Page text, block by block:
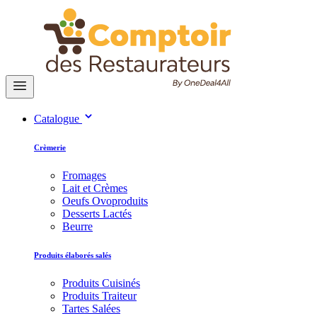
Catalogue
Crèmerie
Fromages
Lait et Crèmes
Oeufs Ovoproduits
Desserts Lactés
Beurre
Produits élaborés salés
Produits Cuisinés
Produits Traiteur
Tartes Salées